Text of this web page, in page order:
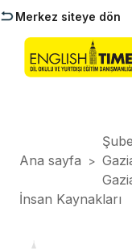
Merkez siteye dön
Ana sayfa >
İnsan Kaynakları